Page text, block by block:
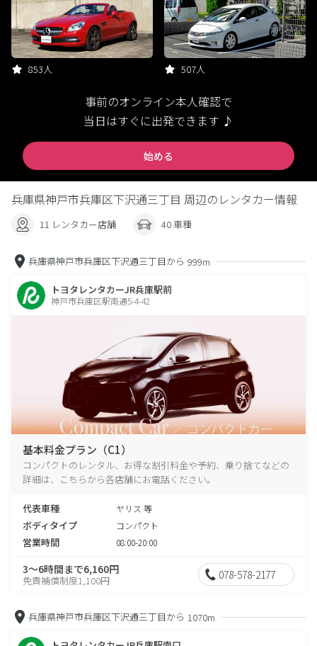
853人 507人
事前のオンライン本人確認で
当日はすぐに出発できます ♪
始める
兵庫県神戸市兵庫区下沢通三丁目 周辺のレンタカー情報
11 レンタカー店舗 40 車種
兵庫県神戸市兵庫区下沢通三丁目から 999m
トヨタレンタカーJR兵庫駅前
神戸市兵庫区駅南通5-4-42
基本料金プラン（C1）
コンパクトのレンタル、お得な割引料金や予約、乗り捨てなどの
詳細は、こちらから各店舗にお電話ください。
代表車種 ヤリス 等
ボディタイプ コンパクト
営業時間 08:00-20:00
3～6時間まで6,160円
免責補償制度1,100円 078-578-2177
兵庫県神戸市兵庫区下沢通三丁目から 1070m